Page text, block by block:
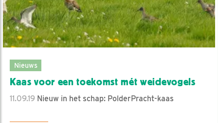
Nieuws
Kaas voor een toekomst mét weidevogels
11.09.19 Nieuw in het schap: PolderPracht-kaas